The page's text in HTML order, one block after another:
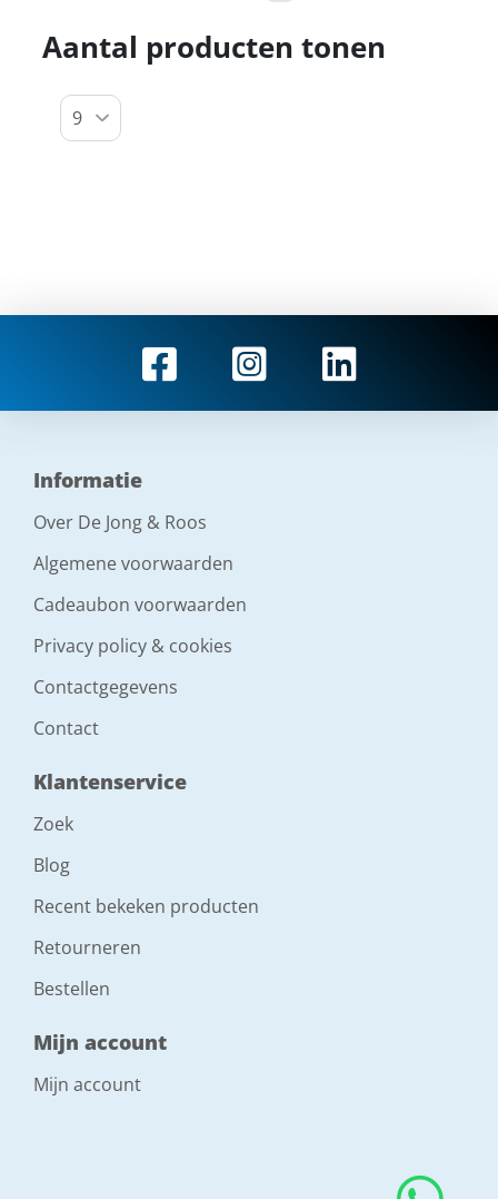
Aantal producten tonen
Informatie
Over De Jong & Roos
Algemene voorwaarden
Cadeaubon voorwaarden
Privacy policy & cookies
Contactgegevens
Contact
Klantenservice
Zoek
Blog
Recent bekeken producten
Retourneren
Bestellen
Mijn account
Mijn account